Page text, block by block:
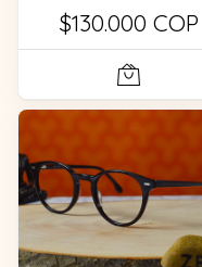
$130.000 COP